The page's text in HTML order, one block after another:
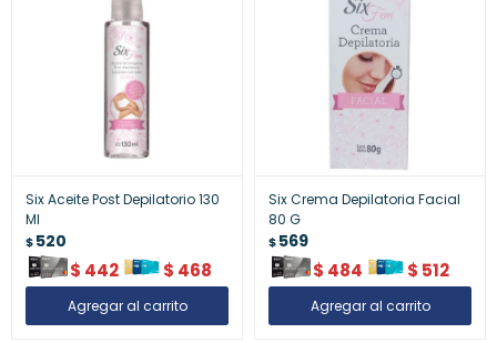
Six Aceite Post Depilatorio 130
Ml
$520
$ 442 $ 468
Six Crema Depilatoria Facial
80 G
$569
$ 484 $ 512